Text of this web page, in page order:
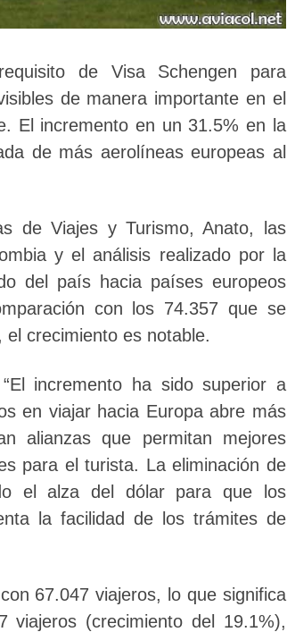
de Visa Schengen para
de manera importante en el
El incremento en un 31.5% en la
de más aerolíneas europeas al
de Viajes y Turismo, Anato, las
y el análisis realizado por la
del país hacia países europeos
con los 74.357 que se
crecimiento es notable.
incremento ha sido superior a
en viajar hacia Europa abre más
alianzas que permitan mejores
para el turista. La eliminación de
el alza del dólar para que los
la facilidad de los trámites de
67.047 viajeros, lo que significa
viajeros (crecimiento del 19.1%),